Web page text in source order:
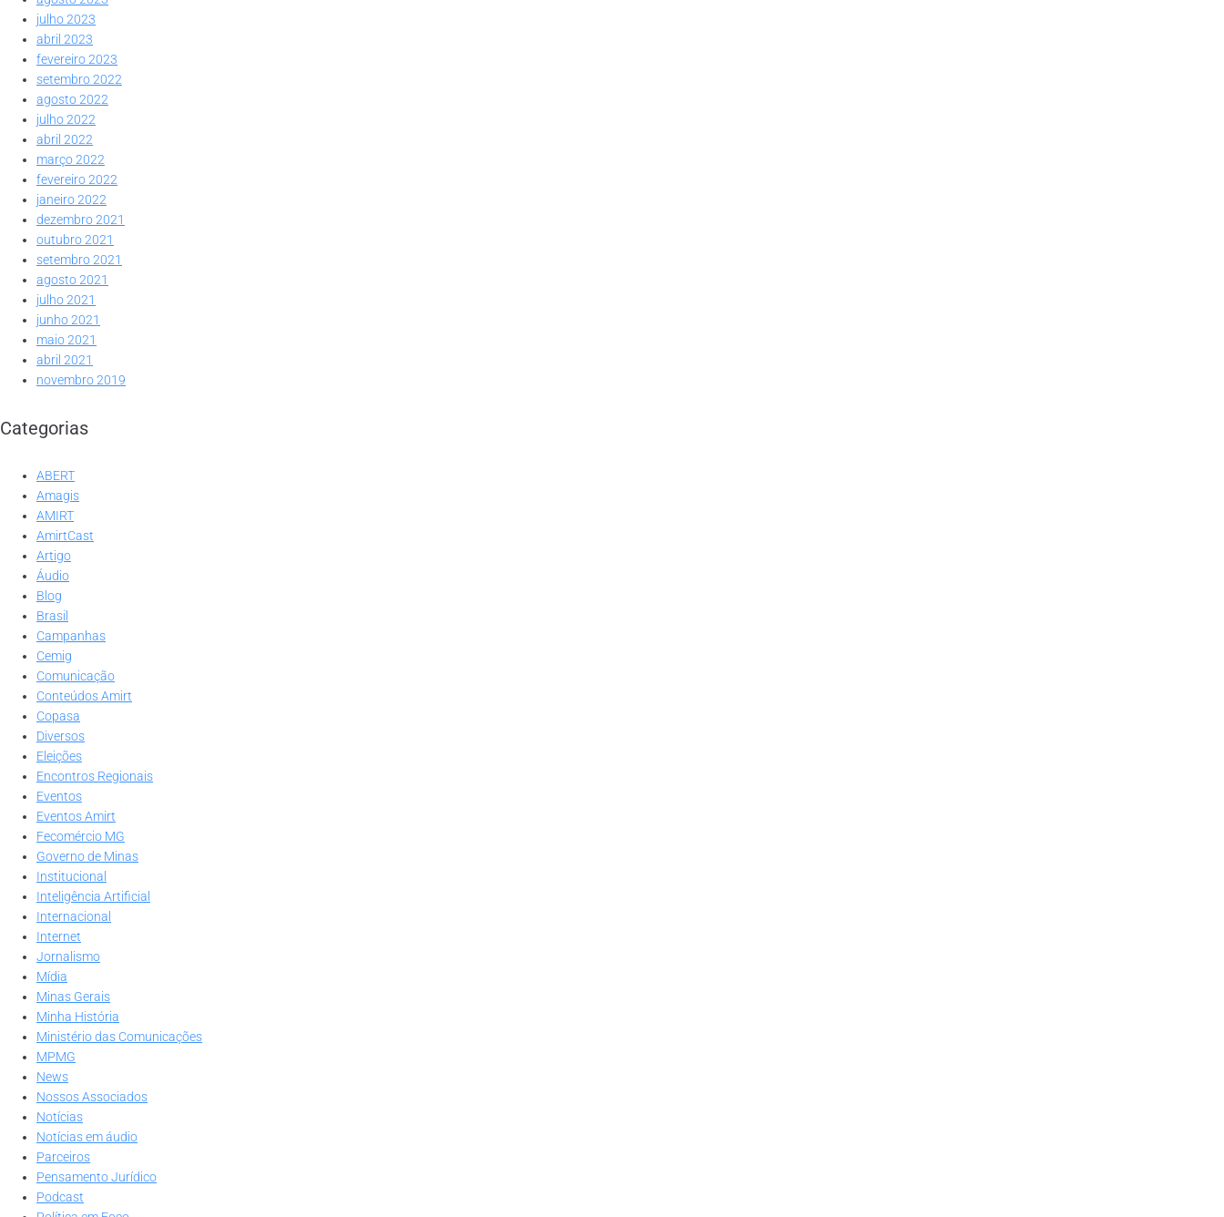
julho 2023
abril 2023
fevereiro 2023
setembro 2022
agosto 2022
julho 2022
abril 2022
março 2022
fevereiro 2022
janeiro 2022
dezembro 2021
outubro 2021
setembro 2021
agosto 2021
julho 2021
junho 2021
maio 2021
abril 2021
novembro 2019
Categorias
ABERT
Amagis
AMIRT
AmirtCast
Artigo
Áudio
Blog
Brasil
Campanhas
Cemig
Comunicação
Conteúdos Amirt
Copasa
Diversos
Eleições
Encontros Regionais
Eventos
Eventos Amirt
Fecomércio MG
Governo de Minas
Institucional
Inteligência Artificial
Internacional
Internet
Jornalismo
Mídia
Minas Gerais
Minha História
Ministério das Comunicações
MPMG
News
Nossos Associados
Notícias
Notícias em áudio
Parceiros
Pensamento Jurídico
Podcast